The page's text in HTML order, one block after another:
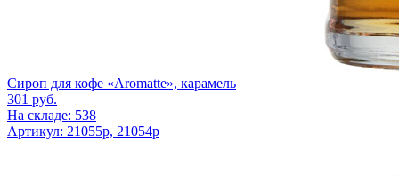
Сироп для кофе «Aromatte», карамель
301 руб.
На складе: 538
Артикул: 21055p, 21054p